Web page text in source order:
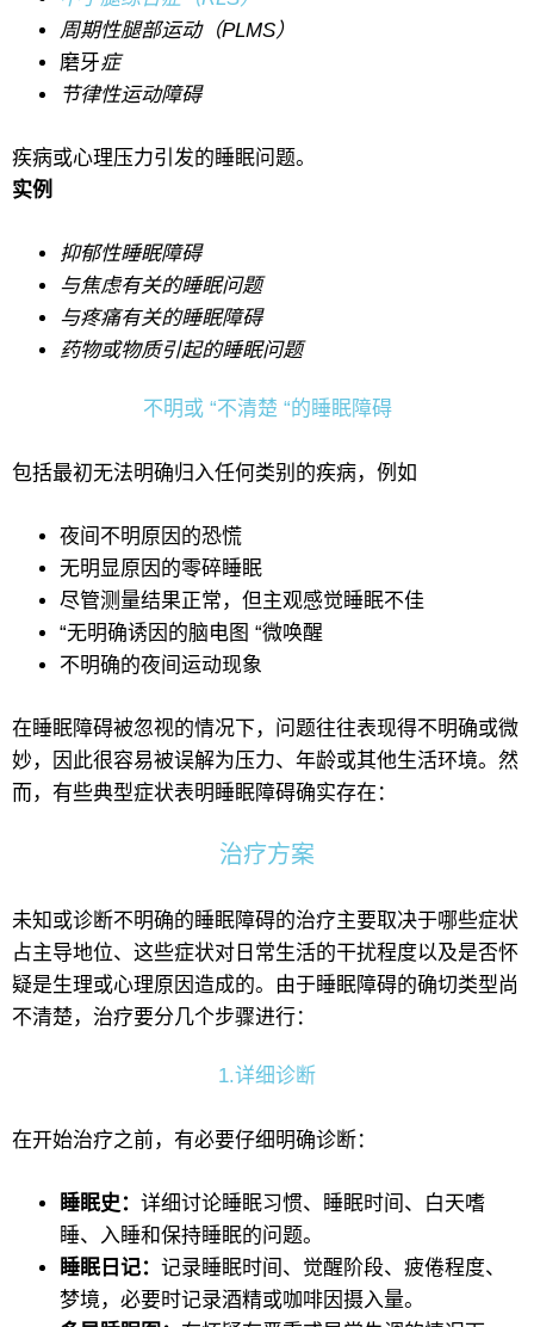
周期性腿部运动（PLMS）
磨牙症
节律性运动障碍
疾病或心理压力引发的睡眠问题。
实例
抑郁性睡眠障碍
与焦虑有关的睡眠问题
与疼痛有关的睡眠障碍
药物或物质引起的睡眠问题
不明或 “不清楚 “的睡眠障碍
包括最初无法明确归入任何类别的疾病，例如
夜间不明原因的恐慌
无明显原因的零碎睡眠
尽管测量结果正常，但主观感觉睡眠不佳
“无明确诱因的脑电图 “微唤醒
不明确的夜间运动现象
在睡眠障碍被忽视的情况下，问题往往表现得不明确或微
妙，因此很容易被误解为压力、年龄或其他生活环境。然
而，有些典型症状表明睡眠障碍确实存在：
治疗方案
未知或诊断不明确的睡眠障碍的治疗主要取决于哪些症状
占主导地位、这些症状对日常生活的干扰程度以及是否怀
疑是生理或心理原因造成的。由于睡眠障碍的确切类型尚
不清楚，治疗要分几个步骤进行：
1.详细诊断
在开始治疗之前，有必要仔细明确诊断：
睡眠史： 详细讨论睡眠习惯、睡眠时间、白天嗜
睡、入睡和保持睡眠的问题。
睡眠日记： 记录睡眠时间、觉醒阶段、疲倦程度、
梦境，必要时记录酒精或咖啡因摄入量。